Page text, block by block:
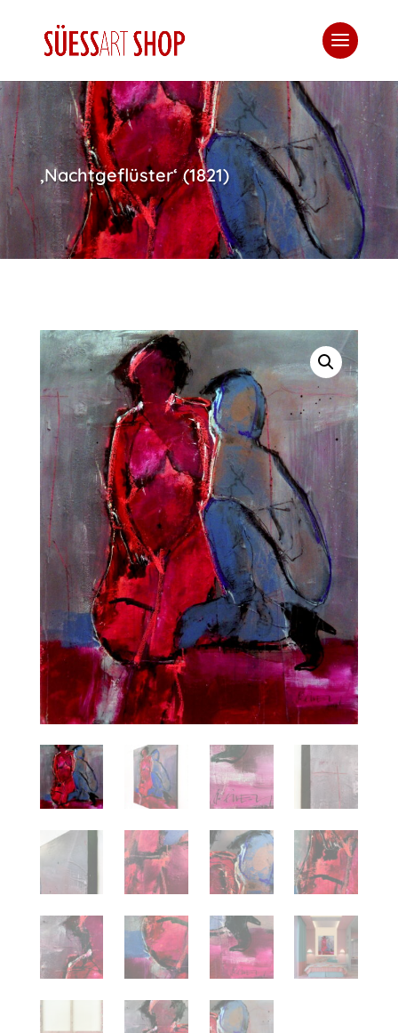
‚Nachtgeflüster‘ (1821)